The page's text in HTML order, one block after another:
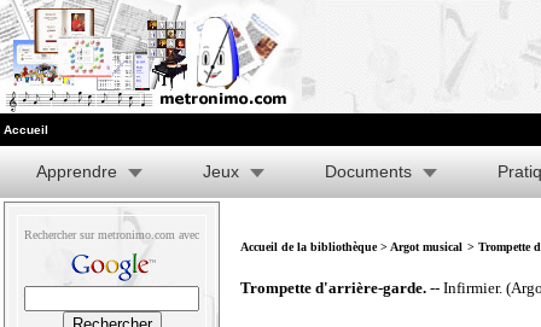
Accueil
Apprendre Jeux Documents
Rechercher sur metronimo.com avec
Accueil de la bibliothèque> Argot musical > Trompette
Trompette d'arrière-garde. -- Infirmier.